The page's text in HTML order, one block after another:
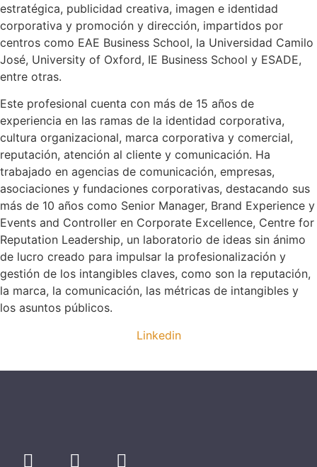
estratégica, publicidad creativa, imagen e identidad
corporativa y promoción y dirección, impartidos por
centros como EAE Business School, la Universidad Camilo
José, University of Oxford, IE Business School y ESADE,
entre otras.
Este profesional cuenta con más de 15 años de
experiencia en las ramas de la identidad corporativa,
cultura organizacional, marca corporativa y comercial,
reputación, atención al cliente y comunicación. Ha
trabajado en agencias de comunicación, empresas,
asociaciones y fundaciones corporativas, destacando sus
más de 10 años como Senior Manager, Brand Experience y
Events and Controller en Corporate Excellence, Centre for
Reputation Leadership, un laboratorio de ideas sin ánimo
de lucro creado para impulsar la profesionalización y
gestión de los intangibles claves, como son la reputación,
la marca, la comunicación, las métricas de intangibles y
los asuntos públicos.
Linkedin